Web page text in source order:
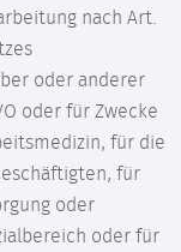
nach Art.
oder anderer
oder für Zwecke
für die
für
oder
oder für